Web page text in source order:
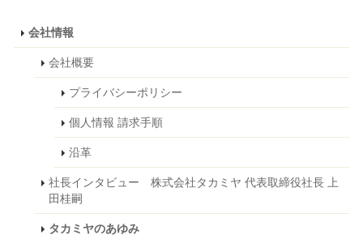
会社情報
会社概要
プライバシーポリシー
個人情報 請求手順
沿革
社長インタビュー 株式会社タカミヤ 代表取締役社長 上
田桂嗣
タカミヤのあゆみ